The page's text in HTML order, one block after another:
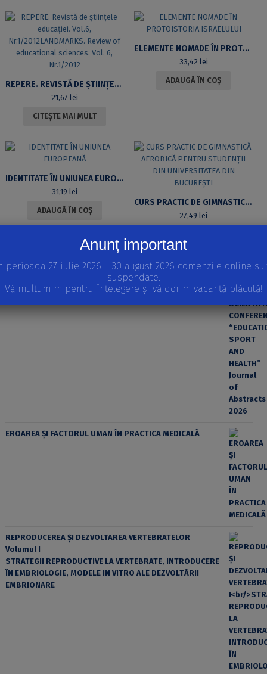
REPERE. REVISTĂ DE ȘTIINȚELE EDUCAȚIEI. VOL.6, NR.1/2012LANDMARKS. REVIEW OF EDUCATIONAL SCIENCES. VOL. 6, NR.1/2012
21,67 lei
CITEȘTE MAI MULT
ELEMENTE NOMADE ÎN PROTOISTORIA ISRAELULUI
33,42 lei
ADAUGĂ ÎN COȘ
IDENTITATE ÎN UNIUNEA EUROPEANĂ
31,19 lei
ADAUGĂ ÎN COȘ
CURS PRACTIC DE GIMNASTICĂ AEROBICĂ PENTRU STUDENȚII DIN UNIVERSITATEA DIN BUCUREȘTI
27,49lei
APARIȚII RECENTE
INTERNATIONAL SCIENTIFIC CONFERENCE “EDUCATION,
SPORT AND HEALTH” Journal of Abstracts 2026
EROAREA ȘI FACTORUL UMAN ÎN PRACTICA MEDICALĂ
REPRODUCEREA ȘI DEZVOLTAREA VERTEBRATELOR
Volumul I
STRATEGII REPRODUCTIVE LA VERTEBRATE, INTRODUCERE
ÎN EMBRIOLOGIE, MODELE IN VITRO ALE DEZVOLTĂRII
EMBRIONARE
Anunț important
perioada 27 iulie 2026 – 30 august 2026 comenzile online
suspendate.
Vă mulțumim pentru înțelegere și vă dorim vacanță plăcută!